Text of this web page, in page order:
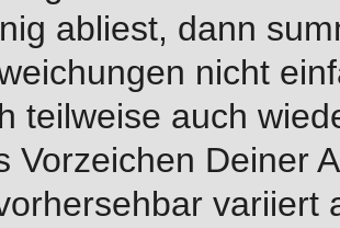
abliest, dann
nicht
teilweise auch
Vorzeichen Deiner
variiert